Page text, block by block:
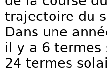
trajectoire du
Dans une
il y a 6 termes
24 termes